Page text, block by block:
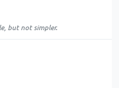
but not simpler.